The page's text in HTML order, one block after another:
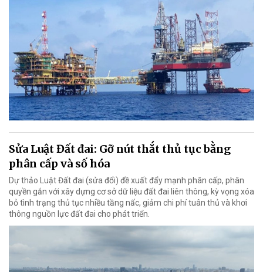
Sửa Luật Đất đai: Gỡ nút thắt thủ tục bằng
phân cấp và số hóa
Dự thảo Luật Đất đai (sửa đổi) đề xuất đẩy mạnh phân cấp, phân
quyền gắn với xây dựng cơ sở dữ liệu đất đai liên thông, kỳ vọng xóa
bỏ tình trạng thủ tục nhiều tầng nấc, giảm chi phí tuân thủ và khơi
thông nguồn lực đất đai cho phát triển.